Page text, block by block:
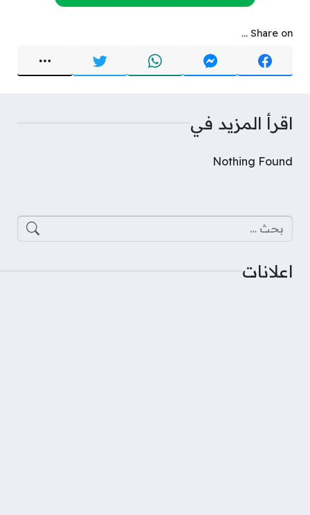
Share on ...
اقرأ المزيد في
Nothing Found
البحث عن:
اعلانات